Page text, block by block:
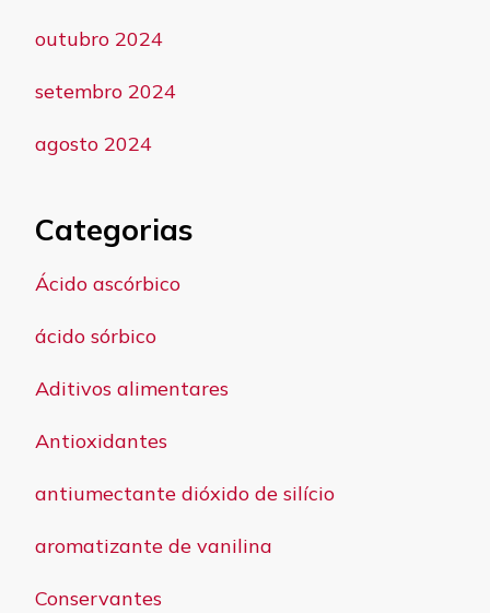
outubro 2024
setembro 2024
agosto 2024
Categorias
Ácido ascórbico
ácido sórbico
Aditivos alimentares
Antioxidantes
antiumectante dióxido de silício
aromatizante de vanilina
Conservantes